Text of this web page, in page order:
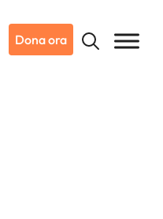
Dona ora